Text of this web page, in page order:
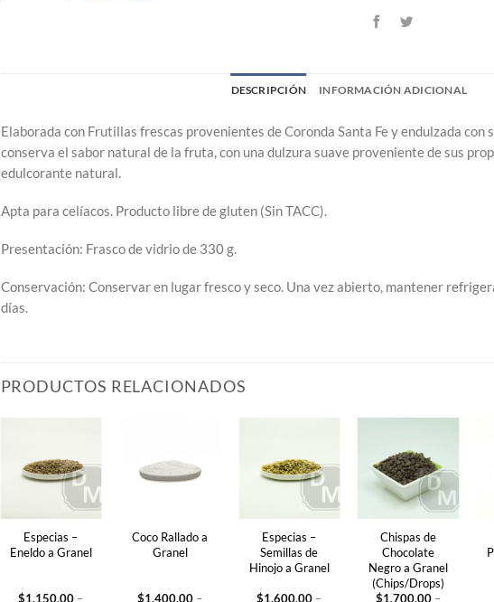
DESCRIPCIÓN INFORMACIÓN ADICIONAL
Elaborada con Frutillas frescas provenientes de Coronda Santa Fe y endulzada
conserva el sabor natural de la fruta, con una dulzura suave proveniente de sus
edulcorante natural.
Apta para celíacos. Producto libre de gluten (Sin TACC).
Presentación: Frasco de vidrio de 330 g.
Conservación: Conservar en lugar fresco y seco. Una vez abierto, mantener
días.
PRODUCTOS RELACIONADOS
Especias –
Eneldo a Granel
$1.150,00 –
Coco Rallado a
Granel
$1.400,00 –
Especias –
Semillas de
Hinojo a Granel
$1.600,00 –
Chispas de
Chocolate
Negro a Granel
(Chips/Drops)
$1.700,00 –